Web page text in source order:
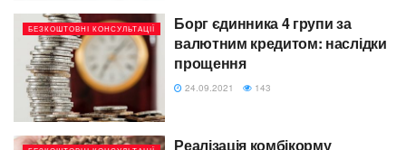
БЕЗКОШТОВНІ КОНСУЛЬТАЦІЇ
Борг єдинника 4 групи за
валютним кредитом: наслідки
прощення
24.09.2021 143
Реалізація комбікорму